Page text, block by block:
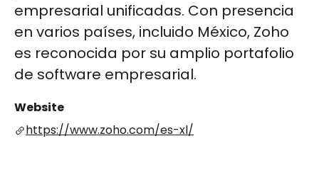
empresarial unificadas. Con presencia
en varios países, incluido México, Zoho
es reconocida por su amplio portafolio
de software empresarial​​​​.
Website
https://www.zoho.com/es-xl/